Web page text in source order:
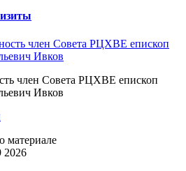
член Совета РЦХВЕ епископ
Ивков
материале
2026